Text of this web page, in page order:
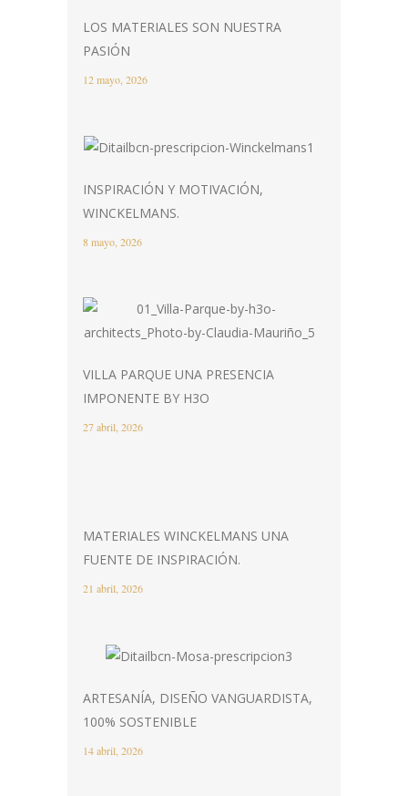
LOS MATERIALES SON NUESTRA
PASIÓN
12 mayo, 2026
INSPIRACIÓN Y MOTIVACIÓN,
WINCKELMANS.
8 mayo, 2026
VILLA PARQUE UNA PRESENCIA
IMPONENTE BY H3O
27 abril, 2026
MATERIALES WINCKELMANS UNA
FUENTE DE INSPIRACIÓN.
21 abril, 2026
ARTESANÍA, DISEÑO VANGUARDISTA,
100% SOSTENIBLE
14 abril, 2026